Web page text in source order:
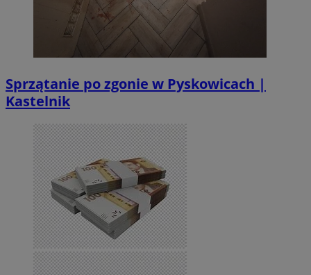
Sprzątanie po zgonie w Pyskowicach |
Kastelnik